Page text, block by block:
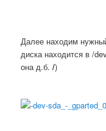
Далее находим
диска находится в /
она д.б./)